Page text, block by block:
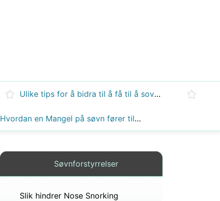
Ulike tips for å bidra til å få til å sove om natten
Hvordan en Mangel på søvn fører til en mangel på energi
Søvnforstyrrelser
Slik hindrer Nose Snorking